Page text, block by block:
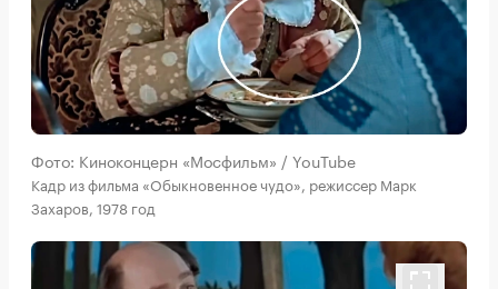
Фото: Киноконцерн «Мосфильм» / YouTube
Кадр из фильма «Обыкновенное чудо», режиссер Марк
Захаров, 1978 год